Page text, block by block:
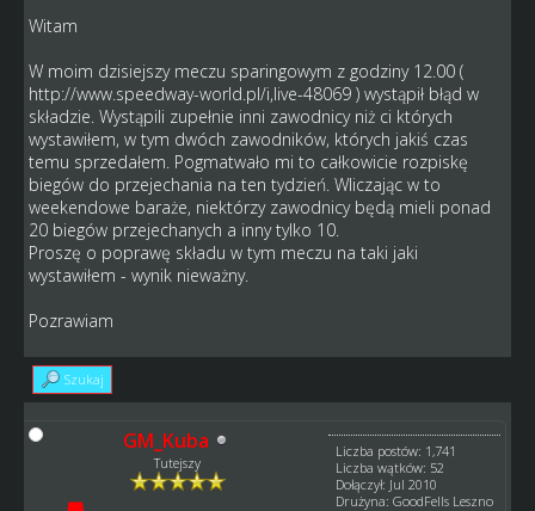
Witam
W moim dzisiejszy meczu sparingowym z godziny 12.00 (
http://www.speedway-world.pl/i,live-48069) wystąpił błąd w
składzie. Wystąpili zupełnie inni zawodnicy niż ci których
wystawiłem, w tym dwóch zawodników, których jakiś czas
temu sprzedałem. Pogmatwało mi to całkowicie rozpiskę
biegów do przejechania na ten tydzień. Wliczając w to
weekendowe baraże, niektórzy zawodnicy będą mieli ponad
20 biegów przejechanych a inny tylko 10.
Proszę o poprawę składu w tym meczu na taki jaki
wystawiłem - wynik nieważny.
Pozrawiam
Szukaj
GM_Kuba
Tutejszy
Liczba postów: 1,741
Liczba wątków: 52
Dołączył: Jul 2010
Drużyna: GoodFells Leszno